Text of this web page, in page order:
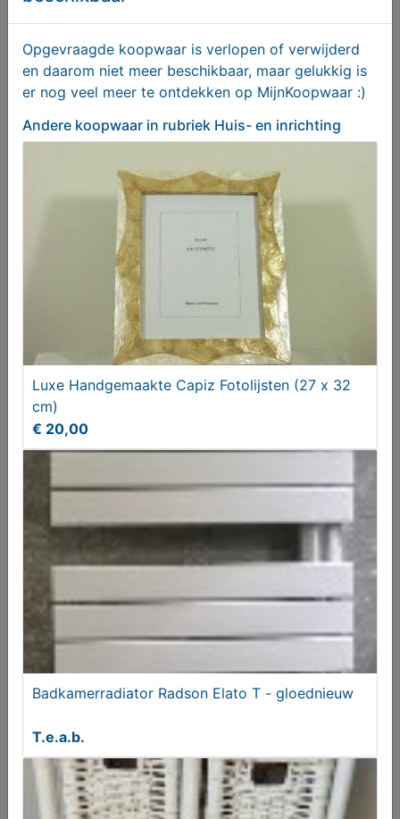
ANTIEKE DAMESSECRETAIRE
NIEUWE Paalhouders en gebruikt/nieuw
T.e.a.b.
Opgevraagde koopwaar is verlopen of verwijderd
en daarom niet meer beschikbaar, maar gelukkig is
er nog veel meer te ontdekken op MijnKoopwaar :)
Andere koopwaar in rubriek Huis- en inrichting
Luxe Handgemaakte Capiz Fotolijsten (27 x 32
cm)
€ 20,00
Badkamerradiator Radson Elato T - gloednieuw
T.e.a.b.